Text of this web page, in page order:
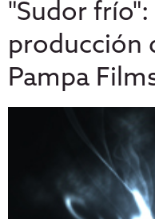
"Sudor frío":
producción
Pampa